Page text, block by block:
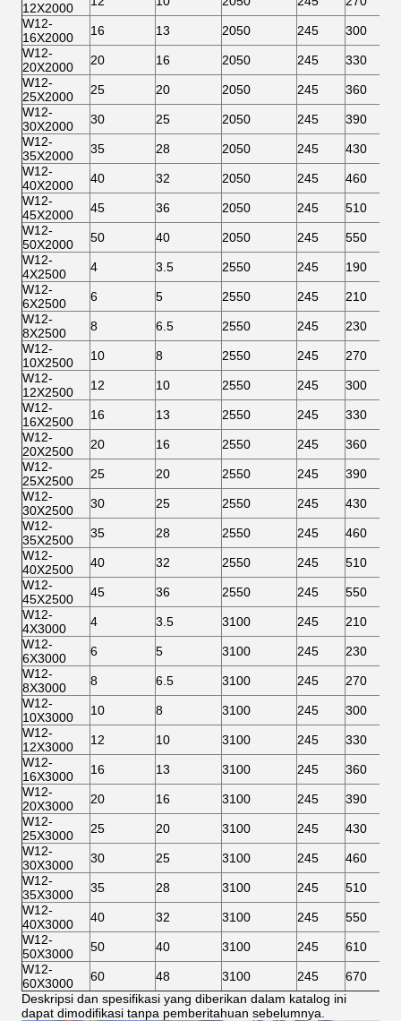
12X2000
W12-
16X2000
16 13 2050 245
300
W12-
20X2000
20 16 2050 245
330
W12-
25X2000
25 20 2050 245
360
W12-
30X2000
30 25 2050 245
390
W12-
35X2000
35 28 2050 245
430
W12-
40X2000
40 32 2050 245
460
W12-
45X2000
45 36 2050 245
510
W12-
50X2000
50 40 2050 245
550
W12-
4X2500
4 3.5 2550 245
190
W12-
6X2500
6 5 2550 245
210
W12-
8X2500
8 6.5 2550 245
230
W12-
10X2500
10 8 2550 245
270
W12-
12X2500
12 10 2550 245
300
W12-
16X2500
16 13 2550 245
330
W12-
20X2500
20 16 2550 245
360
W12-
25X2500
25 20 2550 245
390
W12-
30X2500
30 25 2550 245
430
W12-
35X2500
35 28 2550 245
460
W12-
40X2500
40 32 2550 245
510
W12-
45X2500
45 36 2550 245
550
W12-
4X3000
4 3.5 3100 245
210
W12-
6X3000
6 5 3100 245
230
W12-
8X3000
8 6.5 3100 245
270
W12-
10X3000
10 8 3100 245
300
W12-
12X3000
12 10 3100 245
330
W12-
16X3000
16 13 3100 245
360
W12-
20X3000
20 16 3100 245
390
W12-
25X3000
25 20 3100 245
430
W12-
30X3000
30 25 3100 245
460
W12-
35X3000
35 28 3100 245
510
W12-
40X3000
40 32 3100 245
550
W12-
50X3000
50 40 3100 245
610
W12-
60X3000
60 48 3100 245
670
Deskripsi dan spesifikasi yang diberikan dalam katalog ini
dapat dimodifikasi tanpa pemberitahuan sebelumnya.